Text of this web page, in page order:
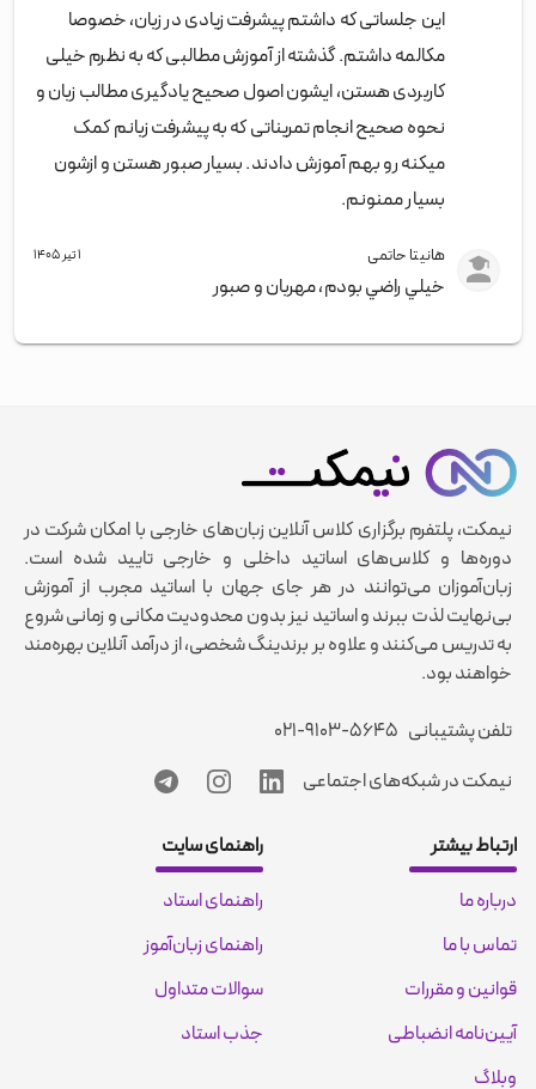
این جلساتی که داشتم پیشرفت زیادی در زبان، خصوصا
مکالمه داشتم. گذشته از آموزش مطالبی که به نظرم خیلی
کاربردی هستن، ایشون اصول صحیح یادگیری مطالب زبان و
نحوه صحیح انجام تمریناتی که به پیشرفت زبانم کمک
میکنه رو بهم آموزش دادند. بسیار صبور هستن و ازشون
بسیار ممنونم.
هانیتا حاتمی ۱ تیر ۱۴۰۵
خيلي راضي بودم، مهربان و صبور
نیمکت، پلتفرم برگزاری کلاس آنلاین زبان‌های خارجی با امکان شرکت در
دوره‌ها و کلاس‌های اساتید داخلی و خارجی تایید شده است.
زبان‌آموزان می‌توانند در هر جای جهان با اساتید مجرب از آموزش
بی‌نهایت لذت ببرند و اساتید نیز بدون محدودیت مکانی و زمانی شروع
به تدریس می‌کنند و علاوه بر برندینگ شخصی، از درآمد آنلاین بهره‌مند
خواهند بود.
تلفن پشتیبانی ۰۲۱-۹۱۰۳-۵۶۴۵
نیمکت در شبکه‌های اجتماعی
ارتباط بیشتر
درباره ما
تماس با ما
قوانین و مقررات
آیین‌نامه انضباطی
وبلاگ
راهنمای سایت
راهنمای استاد
راهنمای زبان‌آموز
سوالات متداول
جذب استاد